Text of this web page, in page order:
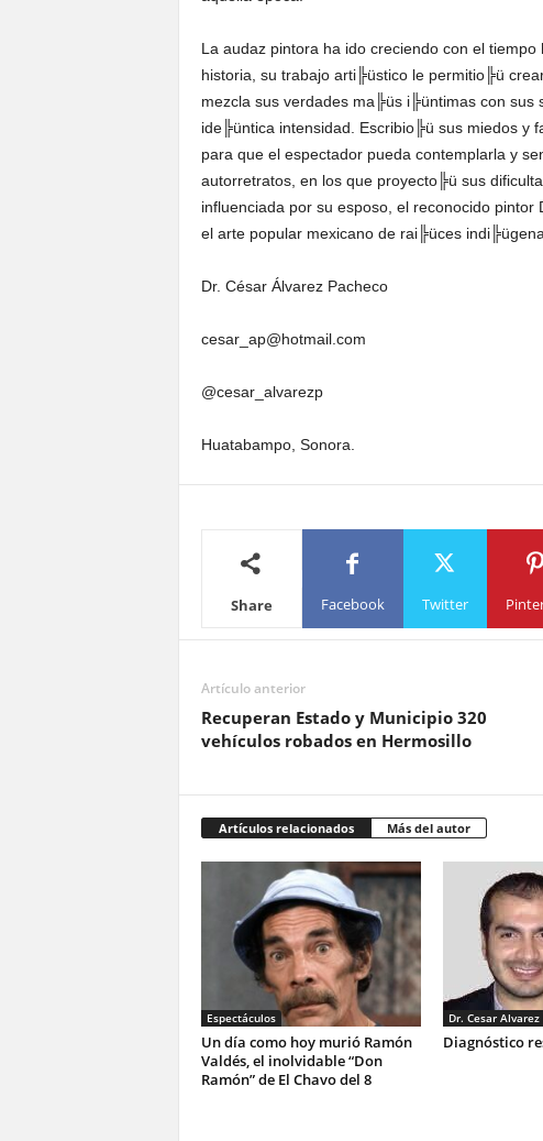
La audaz pintora ha ido creciendo con el
historia, su trabajo arti╠üstico le permitio╠ü
mezcla sus verdades ma╠üs i╠üntimas con
ide╠üntica intensidad. Escribio╠ü sus miedos y
para que el espectador pueda contemplarla y
autorretratos, en los que proyecto╠ü sus
influenciada por su esposo, el reconocido
el arte popular mexicano de rai╠üces
Dr. César Álvarez Pacheco
cesar_ap@hotmail.com
@cesar_alvarezp
Huatabampo, Sonora.
Share Facebook Twitter
Artículo anterior
Recuperan Estado y Municipio 320
vehículos robados en Hermosillo
Artículos relacionados Más del autor
Espectáculos
Un día como hoy murió Ramón
Valdés, el inolvidable “Don
Ramón” de El Chavo del 8
Dr. Cesar Alvarez
Diagnóstico